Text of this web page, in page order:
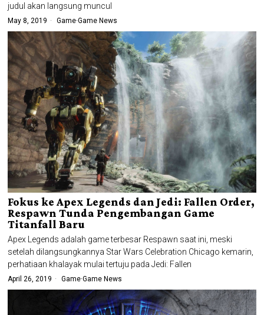
judul akan langsung muncul
May 8, 2019 Game·Game News
Fokus ke Apex Legends dan Jedi: Fallen Order,
Respawn Tunda Pengembangan Game
Titanfall Baru
Apex Legends adalah game terbesar Respawn saat ini, meski
setelah dilangsungkannya Star Wars Celebration Chicago kemarin,
perhatiaan khalayak mulai tertuju pada Jedi: Fallen
April 26, 2019 Game·Game News